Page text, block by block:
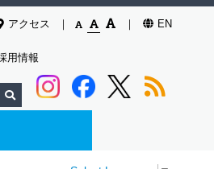
アクセス EN
用情報